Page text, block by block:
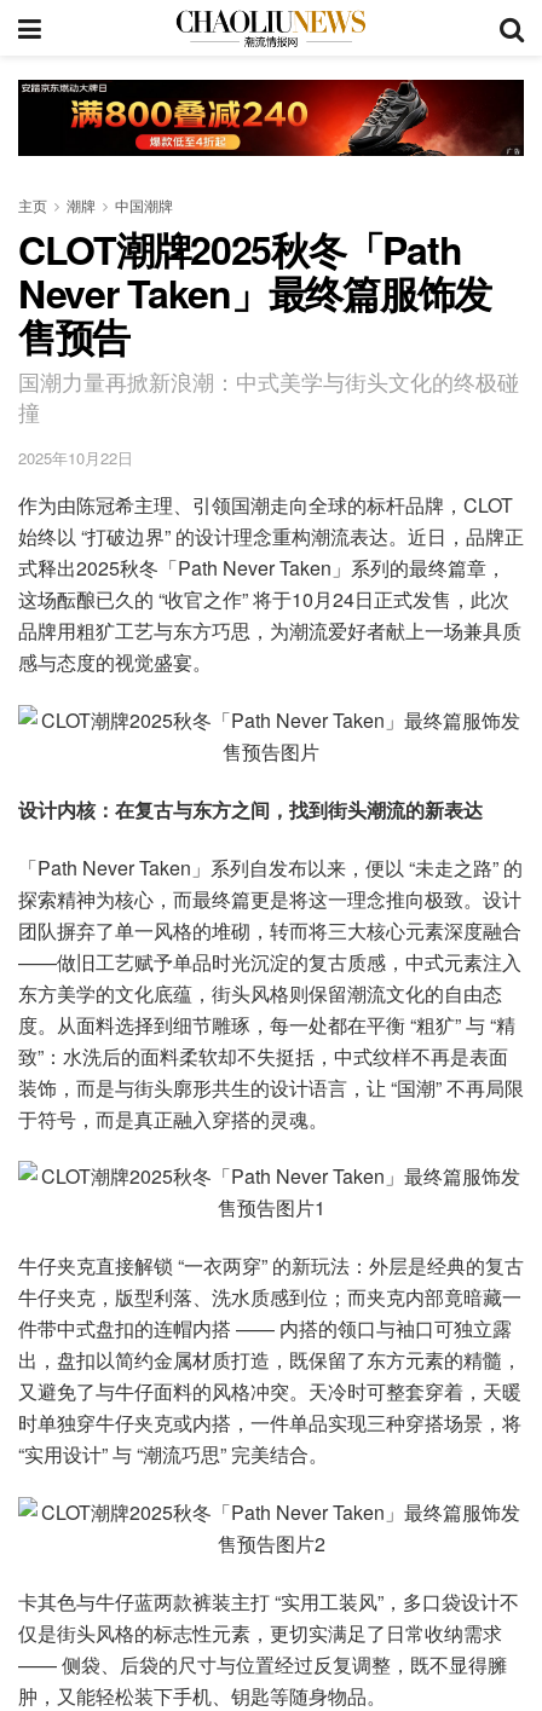
主页 潮牌 中国潮牌
CLOT潮牌2025秋冬「Path
Never Taken」最终篇服饰发
售预告
国潮力量再掀新浪潮：中式美学与街头文化的终极碰
撞
2025年10月22日
作为由陈冠希主理、引领国潮走向全球的标杆品牌，CLOT
始终以 “打破边界” 的设计理念重构潮流表达。近日，品牌正
式释出2025秋冬「Path Never Taken」系列的最终篇章，
这场酝酿已久的 “收官之作” 将于10月24日正式发售，此次
品牌用粗犷工艺与东方巧思，为潮流爱好者献上一场兼具质
感与态度的视觉盛宴。
设计内核：在复古与东方之间，找到街头潮流的新表达
「Path Never Taken」系列自发布以来，便以 “未走之路” 的
探索精神为核心，而最终篇更是将这一理念推向极致。设计
团队摒弃了单一风格的堆砌，转而将三大核心元素深度融合
——做旧工艺赋予单品时光沉淀的复古质感，中式元素注入
东方美学的文化底蕴，街头风格则保留潮流文化的自由态
度。从面料选择到细节雕琢，每一处都在平衡 “粗犷” 与 “精
致”：水洗后的面料柔软却不失挺括，中式纹样不再是表面
装饰，而是与街头廓形共生的设计语言，让 “国潮” 不再局限
于符号，而是真正融入穿搭的灵魂。
牛仔夹克直接解锁 “一衣两穿” 的新玩法：外层是经典的复古
牛仔夹克，版型利落、洗水质感到位；而夹克内部竟暗藏一
件带中式盘扣的连帽内搭 —— 内搭的领口与袖口可独立露
出，盘扣以简约金属材质打造，既保留了东方元素的精髓，
又避免了与牛仔面料的风格冲突。天冷时可整套穿着，天暖
时单独穿牛仔夹克或内搭，一件单品实现三种穿搭场景，将
“实用设计” 与 “潮流巧思” 完美结合。
卡其色与牛仔蓝两款裤装主打 “实用工装风”，多口袋设计不
仅是街头风格的标志性元素，更切实满足了日常收纳需求
—— 侧袋、后袋的尺寸与位置经过反复调整，既不显得臃
肿，又能轻松装下手机、钥匙等随身物品。